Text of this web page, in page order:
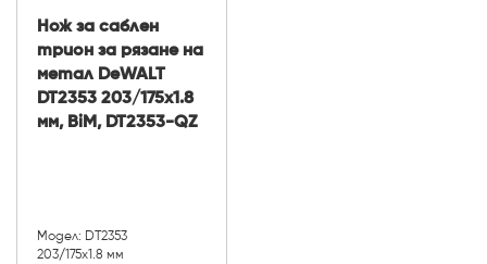
Нож за саблен
трион за рязане на
метал DeWALT
DT2353 203/175x1.8
мм, BiM, DT2353-QZ
Модел: DT2353
203/175x1.8 мм